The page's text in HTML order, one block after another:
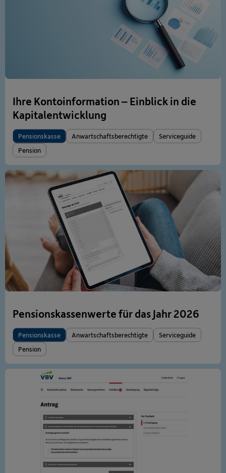
Ihre Kontoinformation – Einblick in die
Kapitalentwicklung
Pensionskasse Anwartschaftsberechtigte
Serviceguide
Pension
Pensionskassenwerte für das Jahr 2026
Pensionskasse Anwartschaftsberechtigte
Serviceguide
Pension